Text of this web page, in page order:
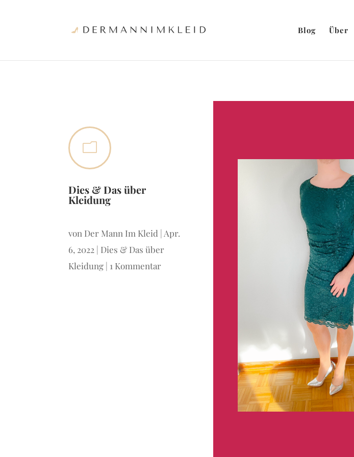
Blog Über
m
Dies & Das über
Kleidung
von Der Mann Im Kleid | Apr.
6, 2022 | Dies & Das über
Kleidung | 1 Kommentar